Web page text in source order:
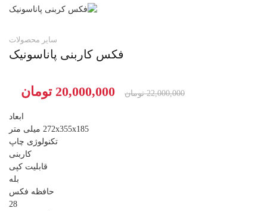
سایر محصولات
فکس کاربنی پاناسونیک
22,000,000 تومان
قیمت
22,000,000 تومان
20,000,000 تومان
ابعاد
272x355x185 میلی متر
تکنولوژی چاپ
کاربنی
قابلیت کپی
بله
حافظه فکس
28